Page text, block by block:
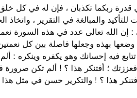
قدرة ربكما تكذبان ، فإن له في كل
للتأكيد والمبالغة في التقرير ، واتخاذ
الله تعالى عدد في هذه السورة
بهذه وجعلها فاصلة بين كل
فيه إحسانك وهو يكفره وينكره :
فعززتك ؛ أفتنكر هذا ؟ ! ألم تكن
هذا ؟ ! والتكرير حسن في مثل